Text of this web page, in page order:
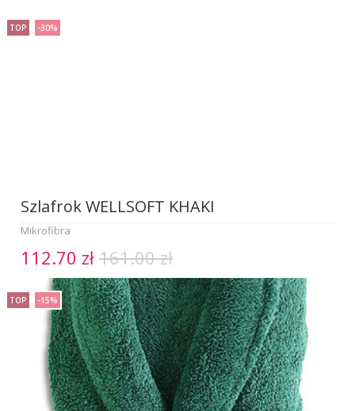
TOP -30%
Szlafrok WELLSOFT KHAKI
Mikrofibra
112.70 zł161.00 zł
TOP -15%